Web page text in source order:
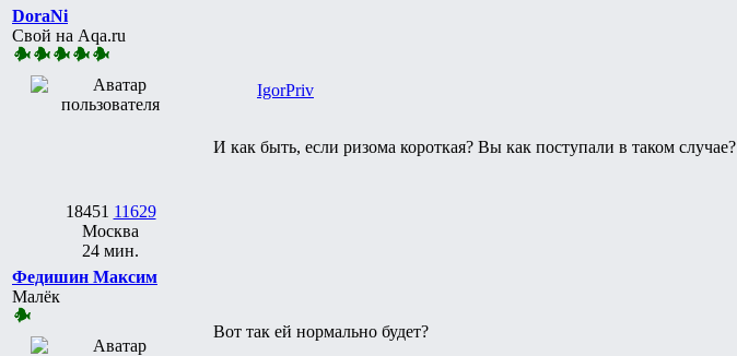
DoraNi
Свой на Aqa.ru
18451 11629
Москва
24 мин.
IgorPriv
И как быть, если ризома короткая? Вы как поступали в таком случае?
Федишин Максим
Малёк
Вот так ей нормально будет?